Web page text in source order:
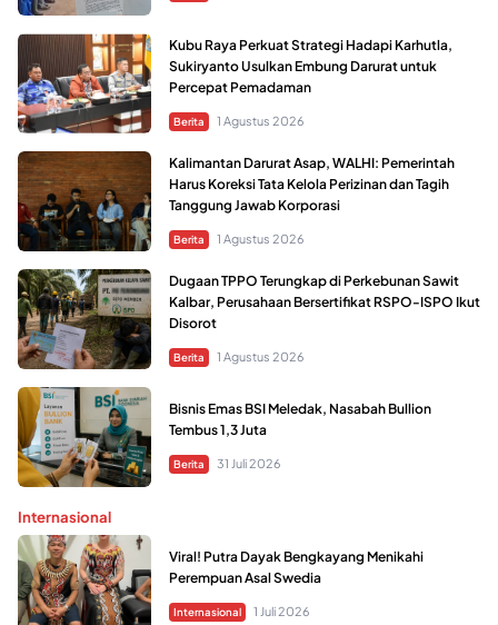
Kubu Raya Perkuat Strategi Hadapi Karhutla,
Sukiryanto Usulkan Embung Darurat untuk
Percepat Pemadaman
Berita 1 Agustus 2026
Kalimantan Darurat Asap, WALHI: Pemerintah
Harus Koreksi Tata Kelola Perizinan dan Tagih
Tanggung Jawab Korporasi
Berita 1 Agustus 2026
Dugaan TPPO Terungkap di Perkebunan Sawit
Kalbar, Perusahaan Bersertifikat RSPO-ISPO Ikut
Disorot
Berita 1 Agustus 2026
Bisnis Emas BSI Meledak, Nasabah Bullion
Tembus 1,3 Juta
Berita 31 Juli 2026
Internasional
Viral! Putra Dayak Bengkayang Menikahi
Perempuan Asal Swedia
Internasional 1 Juli 2026